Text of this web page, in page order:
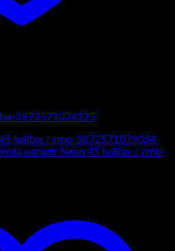
3872571074325